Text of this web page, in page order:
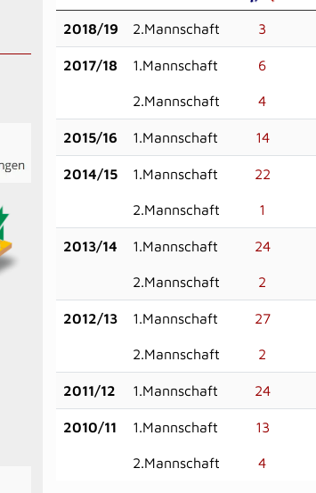
2018/19 2.Mannschaft 3
2017/18 1.Mannschaft 6
2.Mannschaft 4
2015/16 1.Mannschaft 14
2014/15 1.Mannschaft 22
2.Mannschaft 1
2013/14 1.Mannschaft 24
2.Mannschaft 2
2012/13 1.Mannschaft 27
2.Mannschaft 2
2011/12 1.Mannschaft 24
2010/11 1.Mannschaft 13
2.Mannschaft 4